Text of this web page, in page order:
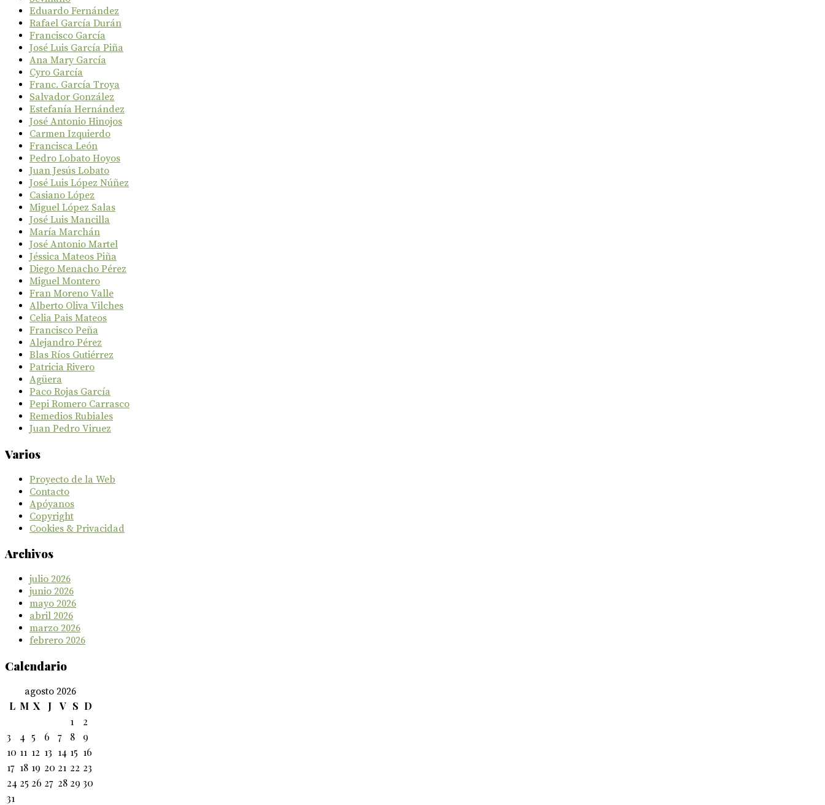
Eduardo Fernández
Rafael García Durán
Francisco García
José Luis García Piña
Ana Mary García
Cyro García
Franc. García Troya
Salvador González
Estefanía Hernández
José Antonio Hinojos
Carmen Izquierdo
Francisca León
Pedro Lobato Hoyos
Juan Jesús Lobato
José Luis López Núñez
Casiano López
Miguel López Salas
José Luis Mancilla
María Marchán
José Antonio Martel
Jéssica Mateos Piña
Diego Menacho Pérez
Miguel Montero
Fran Moreno Valle
Alberto Oliva Vilches
Celia Pais Mateos
Francisco Peña
Alejandro Pérez
Blas Ríos Gutiérrez
Patricia Rivero
Agüera
Paco Rojas García
Pepi Romero Carrasco
Remedios Rubiales
Juan Pedro Viruez
Varios
Proyecto de la Web
Contacto
Apóyanos
Copyright
Cookies & Privacidad
Archivos
julio 2026
junio 2026
mayo 2026
abril 2026
marzo 2026
febrero 2026
Calendario
agosto 2026
L M X J V S D
1
2
3
4 5 6 7 8
9
10 11 12 13 14 15 16
17 18 19 20 21 22 23
24 25 26 27 28 29 30
31